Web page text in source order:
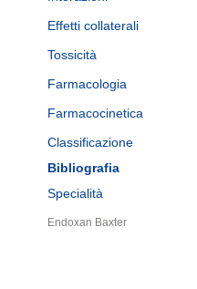
Effetti collaterali
Tossicità
Farmacologia
Farmacocinetica
Classificazione
Bibliografia
Specialità
Endoxan Baxter